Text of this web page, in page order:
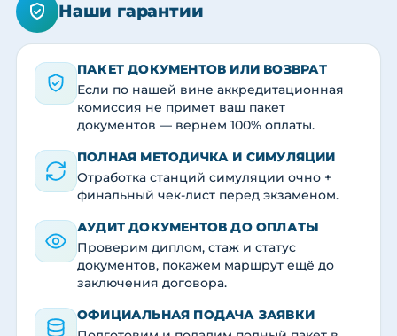
Наши гарантии
ПАКЕТ ДОКУМЕНТОВ ИЛИ ВОЗВРАТ
Если по нашей вине аккредитационная
комиссия не примет ваш пакет
документов — вернём 100% оплаты.
ПОЛНАЯ МЕТОДИЧКА И СИМУЛЯЦИИ
Отработка станций симуляции очно +
финальный чек-лист перед экзаменом.
АУДИТ ДОКУМЕНТОВ ДО ОПЛАТЫ
Проверим диплом, стаж и статус
документов, покажем маршрут ещё до
заключения договора.
ОФИЦИАЛЬНАЯ ПОДАЧА ЗАЯВКИ